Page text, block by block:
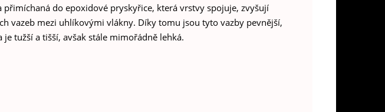
přimíchaná do epoxidové pryskyřice, která vrstvy spojuje, zvyšují
vazeb mezi uhlíkovými vlákny. Díky tomu jsou tyto vazby pevnější,
je tužší a tišší, avšak stále mimořádně lehká.